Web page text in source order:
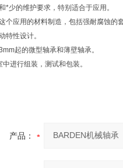
*少的维护要求，特别适合于应用。
个应用的材料制造，包括强耐腐蚀的
特性设计。
起的微型轴承和薄壁轴承。
进行组装，测试和包装。
产品：